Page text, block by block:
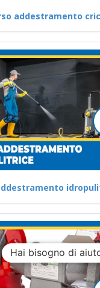
addestramento cric
Hai bisogno di